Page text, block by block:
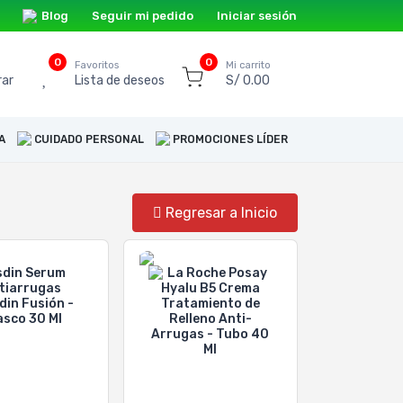
Blog Seguir mi pedido Iniciar sesión
0 Favoritos
Lista de deseos
0 Mi carrito
S/ 0.00
CUIDADO PERSONAL PROMOCIONES LÍDER
Regresar a Inicio